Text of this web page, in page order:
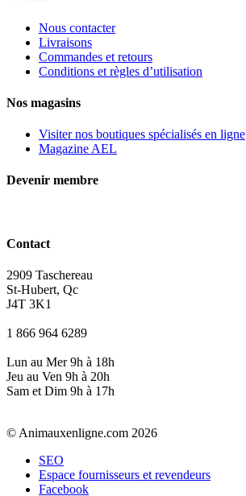
Nous contacter
Livraisons
Commandes et retours
Conditions et règles d’utilisation
Nos magasins
Visiter nos boutiques spécialisés en ligne
Magazine AEL
Devenir membre
Contact
2909 Taschereau
St-Hubert, Qc
J4T 3K1
1 866 964 6289
Lun au Mer 9h à 18h
Jeu au Ven 9h à 20h
Sam et Dim 9h à 17h
© Animauxenligne.com 2026
SEO
Espace fournisseurs et revendeurs
Facebook